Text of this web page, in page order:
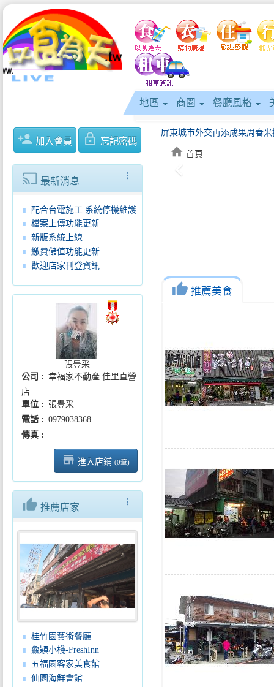
地區 商圈 餐廳風格
person_add 加入會員 lock_outline 忘記密碼
more_vert
cast 最新消息
配合台電施工 系統停機維護
檔案上傳功能更新
新版系統上線
繳費儲值功能更新
歡迎店家刊登資訊
張豊采
公司
幸福家不動產 佳里直營
店
單位
張豊采
電話
0979038368
傳真
store_mall_directory 進入店鋪 (0筆)
more_vert
thumb_up 推薦店家
桂竹園藝術餐廳
鱻穎小棧-FreshInn
五福園客家美食館
仙園海鮮會館
「NEXTPINGTUNG智慧交通
home 首頁
keyboard_arrow_left
thumb_up 推薦美食